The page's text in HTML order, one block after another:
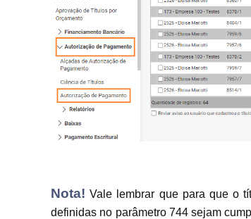
Nota! Vale lembrar que para que o
definidas no parâmetro 744 sejam